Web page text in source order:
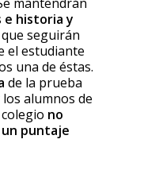
e historia y
que seguirán
el estudiante
una de éstas.
de la prueba
los alumnos de
no
puntaje